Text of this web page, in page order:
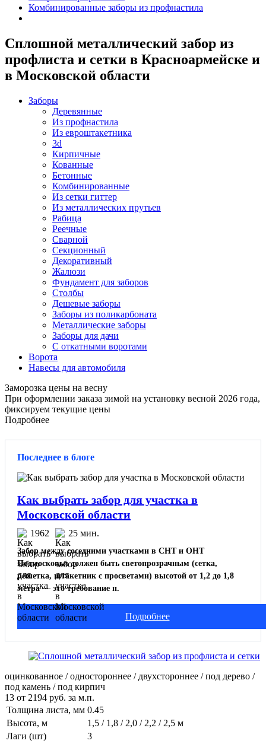
Комбинированные заборы из профнастила
Сплошной металлический забор из
профлиста и сетки в Красноармейске и
в Московской области
Заборы
Деревянные
Из профнастила
Из евроштакетника
3d
Кирпичные
Кованные
Бетонные
Комбинированные
Из сетки гиттер
Из металлических прутьев
Рабица
Реечные
Сварной
Секционный
Декоративный
Жалюзи
Фундамент для заборов
Столбы
Дешевые заборы
Заборы из поликарбоната
Металлические заборы
Заборы для дачи
С откатными воротами
Ворота
Навесы для автомобиля
Заморозка цены на весну
При оформлении заказа зимой на установку весной 2026 года,
фиксируем текущие цены
Подробнее
Последнее в блоге
Как выбрать забор для участка в
Московской области
1962 25 мин.
Забор между соседними участками в СНТ и ОНТ
Подмосковья должен быть светопрозрачным (сетка,
решетка, штакетник с просветами) высотой от 1,2 до 1,8
метра — это требование п.
Подробнее
оцинкованное / одностороннее / двухстороннее / под дерево /
под камень / под кирпич
13 от 2194 руб. за м.п.
Толщина листа, мм 0.45
Высота, м
1,5 / 1,8 / 2,0 / 2,2 / 2,5 м
Лаги (шт)
3